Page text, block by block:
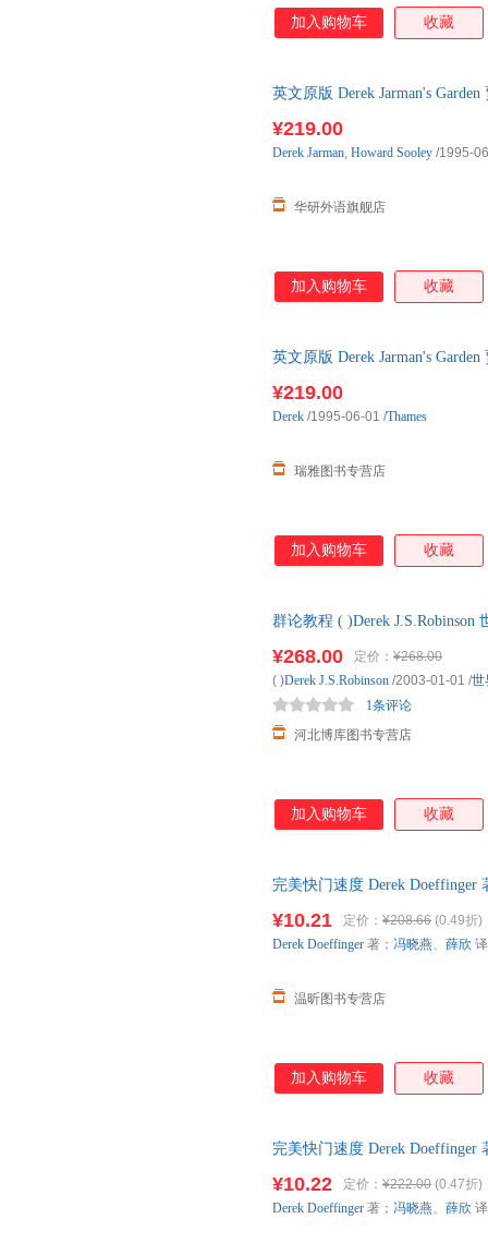
加入购物车 收藏
英文原版 Derek Jarman's
¥219.00
华研外语旗舰店
Derek Jarman, Howard Sooley /1995-
加入购物车 收藏
英文原版 Derek Jarman's
¥219.00
瑞雅图书专营店
Derek /1995-06-01 /Thames
加入购物车 收藏
群论教程 ( )Derek J.S.Robinson
¥268.00 定价： ¥268.00
河北博库图书专营店
1条评论
( )Derek J.S.Robinson /2003-01-01 /世
加入购物车 收藏
完美快门速度 Derek
¥10.21 定价： ¥208.66 (0.49折)
温昕图书专营店
Derek Doeffinger 著； 冯晓燕、 薛欣 译
加入购物车 收藏
完美快门速度 Derek
¥10.22 定价： ¥222.00 (0.47折)
Derek Doeffinger 著； 冯晓燕、 薛欣 译